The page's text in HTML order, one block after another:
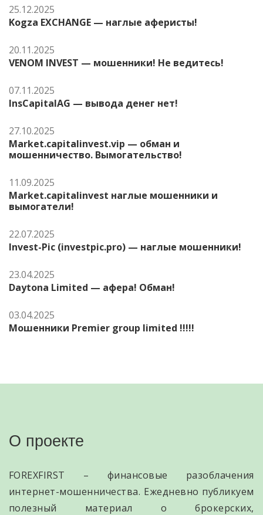
25.12.2025
Kogza EXCHANGE — наглые аферисты!
20.11.2025
VENOM INVEST — мошенники! Не ведитесь!
07.11.2025
InsCapitalAG — вывода денег нет!
27.10.2025
Market.capitalinvest.vip — обман и
мошенничество. Вымогательство!
11.09.2025
Market.capitalinvest наглые мошенники и
вымогатели!
22.07.2025
Invest-Pic (investpic.pro) — наглые мошенники!
23.04.2025
Daytona Limited — афера! Обман!
03.04.2025
Мошенники Premier group limited !!!!!
О проекте
FOREXFIRST – финансовые разоблачения
интернет-мошенничества. Ежедневно публикуем
полезный материал о брокерских,